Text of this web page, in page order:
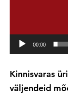
00:00
Kinnisvaras
väljendeid